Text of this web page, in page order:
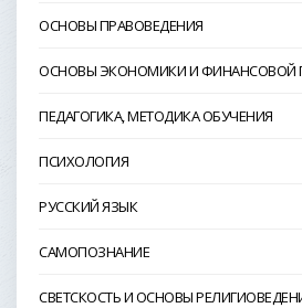
ОСНОВЫ ПРАВОВЕДЕНИЯ
ОСНОВЫ ЭКОНОМИКИ И ФИНАНСОВОЙ
ПЕДАГОГИКА, МЕТОДИКА ОБУЧЕНИЯ
ПСИХОЛОГИЯ
РУССКИЙ ЯЗЫК
САМОПОЗНАНИЕ
СВЕТСКОСТЬ И ОСНОВЫ